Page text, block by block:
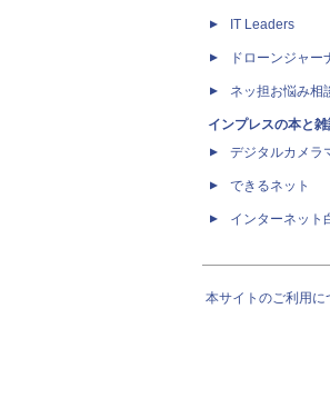
IT Leaders
ドローンジャー
ネッ担お悩み相
インプレスの本と
デジタルカメラ
できるネット
インターネット
本サイトのご利用に